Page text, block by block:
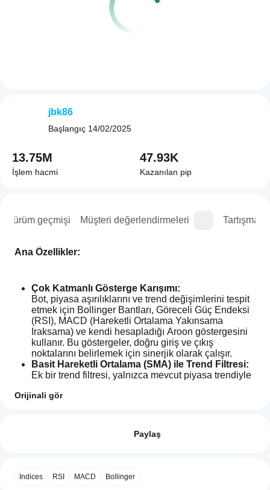
Sürüm geçmişi Müşteri değerlendirmeleri Tartışma
Ana Özellikler:
Çok Katmanlı Gösterge Karışımı:
Bot, piyasa aşırılıklarını ve trend değişimlerini tespit
etmek için Bollinger Bantları, Göreceli Güç Endeksi
(RSI), MACD (Hareketli Ortalama Yakınsama
Iraksama) ve kendi hesapladığı Aroon göstergesini
kullanır. Bu göstergeler, doğru giriş ve çıkış
noktalarını belirlemek için sinerjik olarak çalışır.
Basit Hareketli Ortalama (SMA) ile Trend Filtresi:
Ek bir trend filtresi, yalnızca mevcut piyasa trendiyle
trende karşı olan sinyaller etkili bir şekilde filtrelenir.
açılmasını önleyen entegre bir bekleme
mekanizmasına sahiptir. Bu, yanlış sinyal riskini
değerleri bireysel olarak ayarlanabilir, böylece botu
risk stratejinize tam olarak uyarlayabilirsiniz.
Orijinali gör
Müşteri değerlendirmeleri
bulut veya
uygulamaları
Paylaş
Indices RSI MACD Bollinger
jbk86
Başlangıç 14/02/2025
13.75M
İşlem hacmi
47.93K
Kazanılan pip